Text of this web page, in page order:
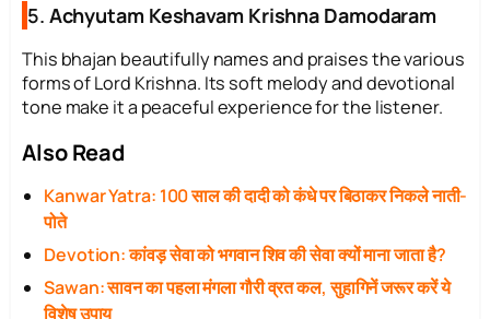
5. Achyutam Keshavam Krishna Damodaram
This bhajan beautifully names and praises the various
forms of Lord Krishna. Its soft melody and devotional
tone make it a peaceful experience for the listener.
Also Read
Kanwar Yatra: 100 साल की दादी को कंधे पर बिठाकर निकले नाती-
पोते
Devotion: कांवड़ सेवा को भगवान शिव की सेवा क्यों माना जाता है?
Sawan: सावन का पहला मंगला गौरी व्रत कल, सुहागिनें जरूर करें ये
विशेष उपाय